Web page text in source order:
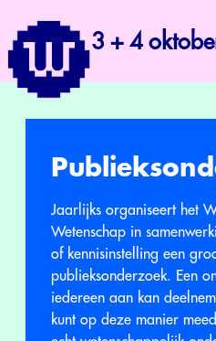
3 + 4
Jaarlijks organiseert het
Wetenschap in
of kennisinstelling een
publieksonderzoek. Een
iedereen aan kan
kunt op deze manier